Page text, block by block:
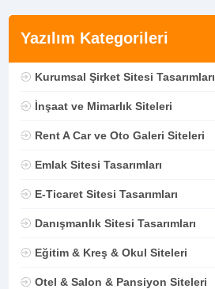
Yazılım Kategorileri
Kurumsal Şirket Sitesi Tasarımları
İnşaat ve Mimarlık Siteleri
Rent A Car ve Oto Galeri Siteleri
Emlak Sitesi Tasarımları
E-Ticaret Sitesi Tasarımları
Danışmanlık Sitesi Tasarımları
Eğitim & Kreş & Okul Siteleri
Otel & Salon & Pansiyon Siteleri